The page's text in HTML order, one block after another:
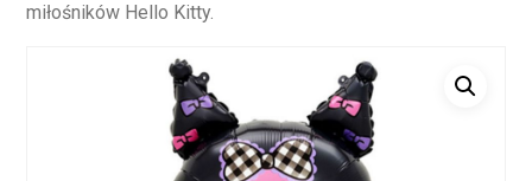
miłośników Hello Kitty.